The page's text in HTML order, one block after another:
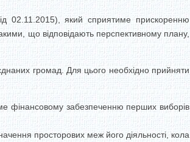
02.11.2015), який сприятиме прискоренню
що відповідають перспективному плану,
громад. Для цього необхідно прийняти
фінансовому забезпеченню перших виборів
просторових меж його діяльності, кола